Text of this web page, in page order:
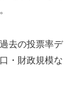
去の投票率デ
・財政規模な